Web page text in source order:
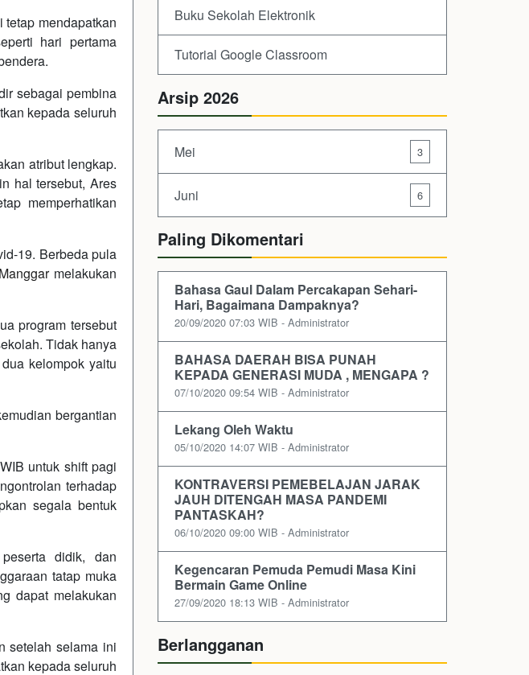
tetap mendapatkan
hari pertama
sebagai pembina
kepada seluruh
atribut lengkap.
hal tersebut, Ares
memperhatikan
19. Berbeda pula
melakukan
program tersebut
Tidak hanya
kelompok yaitu
bergantian
untuk shift pagi
terhadap
segala bentuk
didik, dan
tatap muka
dapat melakukan
setelah selama ini
kepada seluruh
Buku Sekolah Elektronik
Tutorial Google Classroom
Arsip 2026
Mei 3
Juni 6
Paling Dikomentari
Bahasa Gaul Dalam Percakapan Sehari-
Hari, Bagaimana Dampaknya?
20/09/2020 07:03 WIB - Administrator
BAHASA DAERAH BISA PUNAH
KEPADA GENERASI MUDA , MENGAPA ?
07/10/2020 09:54 WIB - Administrator
Lekang Oleh Waktu
05/10/2020 14:07 WIB - Administrator
KONTRAVERSI PEMEBELAJAN JARAK
JAUH DITENGAH MASA PANDEMI
PANTASKAH?
06/10/2020 09:00 WIB - Administrator
Kegencaran Pemuda Pemudi Masa Kini
Bermain Game Online
27/09/2020 18:13 WIB - Administrator
Berlangganan